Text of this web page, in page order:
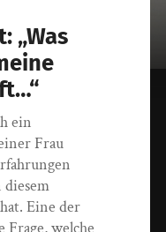
„Was
ein
Frau
Eine der